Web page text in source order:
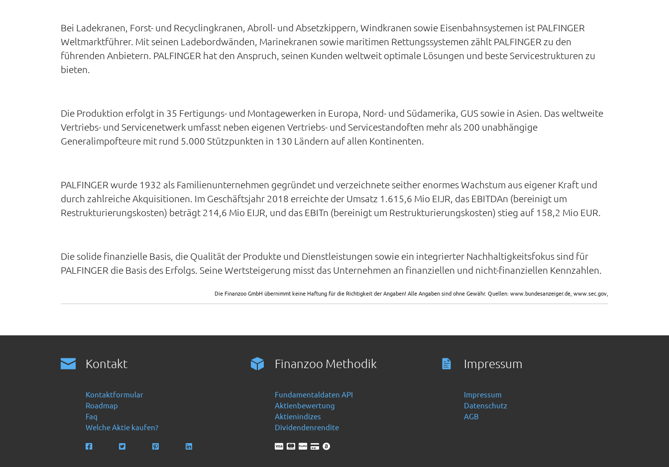
Bei Ladekranen, Forst- und Recyclingkranen, Abroll- und Absetzkippern, Windkranen sowie Eisenbahnsystemen ist PALFINGER
Weltmarktführer. Mit seinen Ladebordwänden, Marinekranen sowie maritimen Rettungssystemen zählt PALFINGER zu den
führenden Anbietern. PALFINGER hat den Anspruch, seinen Kunden weltweit optimale Lösungen und beste Servicestrukturen zu
bieten.
Die Produktion erfolgt in 35 Fertigungs- und Montagewerken in Europa, Nord- und Südamerika, GUS sowie in Asien. Das weltweite
Vertriebs- und Servicenetwerk umfasst neben eigenen Vertriebs- und Servicestandoften mehr als 200 unabhängige
Generalimpofteure mit rund 5.000 Stützpunkten in 130 Ländern auf allen Kontinenten.
PALFINGER wurde 1932 als Familienunternehmen gegründet und verzeichnete seither enormes Wachstum aus eigener Kraft und
durch zahlreiche Akquisitionen. Im Geschäftsjahr 2018 erreichte der Umsatz 1.615,6 Mio EIJR, das EBITDAn (bereinigt um
Restrukturierungskosten) beträgt 214,6 Mio EIJR, und das EBITn (bereinigt um Restrukturierungskosten) stieg auf 158,2 Mio EUR.
Die solide finanzielle Basis, die Qualität der Produkte und Dienstleistungen sowie ein integrierter Nachhaltigkeitsfokus sind für
PALFINGER die Basis des Erfolgs. Seine Wertsteigerung misst das Unternehmen an finanziellen und nicht-finanziellen Kennzahlen.
Die Finanzoo GmbH übernimmt keine Haftung für die Richtigkeit der Angaben! Alle Angaben sind ohne Gewähr. Quellen: www.bundesanzeiger.de, www.sec.gov,
Kontakt
Kontaktformular
Roadmap
Faq
Welche Aktie kaufen?
Finanzoo Methodik
Fundamentaldaten API
Aktienbewertung
Aktienindizes
Dividendenrendite
Impressum
Impressum
Datenschutz
AGB